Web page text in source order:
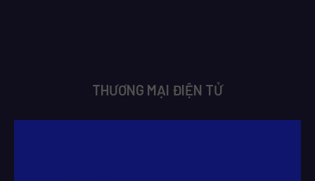
THƯƠNG MẠI ĐIỆN TỬ